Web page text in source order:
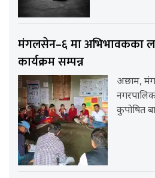
मंगलसेन–६ मा अभिभावकका
कार्यक्रम सम्पन्न
अछाम,
कुपोषित